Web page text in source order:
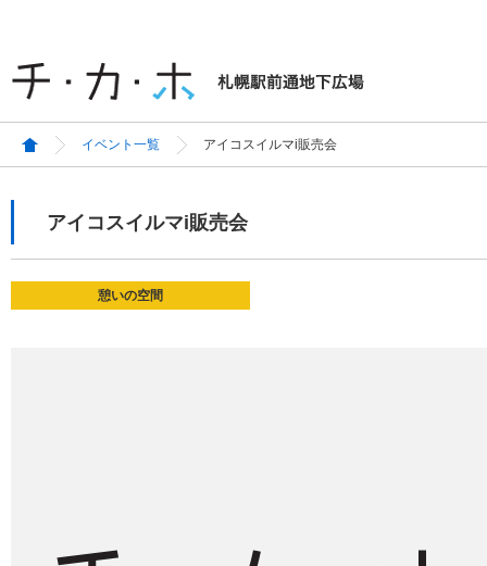
イベント一覧 アイコスイルマi販売会
アイコスイルマi販売会
憩いの空間